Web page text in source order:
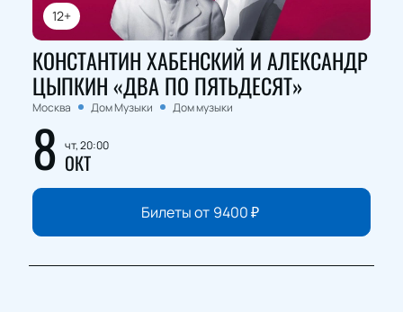
12+
КОНСТАНТИН ХАБЕНСКИЙ И АЛЕКСАНДР
ЦЫПКИН «ДВА ПО ПЯТЬДЕСЯТ»
Москва Дом Музыки Дом музыки
8 чт, 20:00
ОКТ
Билеты от 9400₽